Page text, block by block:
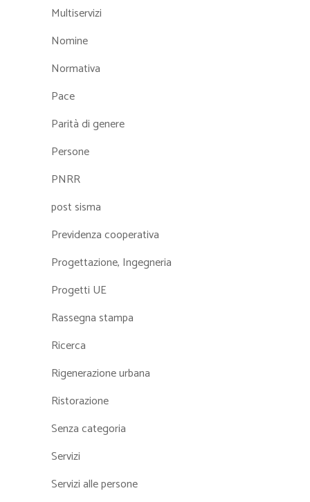
Multiservizi
Nomine
Normativa
Pace
Parità di genere
Persone
PNRR
post sisma
Previdenza cooperativa
Progettazione, Ingegneria
Progetti UE
Rassegna stampa
Ricerca
Rigenerazione urbana
Ristorazione
Senza categoria
Servizi
Servizi alle persone